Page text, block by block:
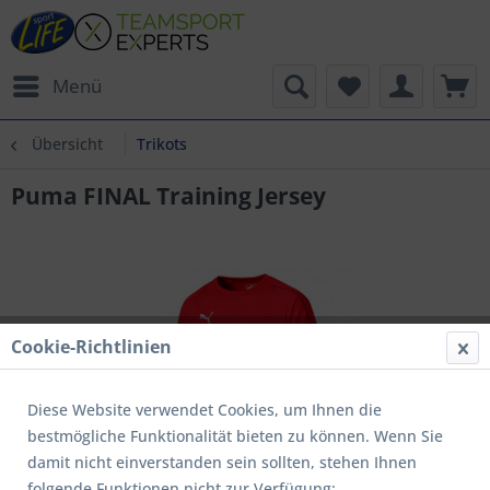
Menü
Übersicht Trikots
Puma FINAL Training Jersey
Cookie-Richtlinien
Diese Website verwendet Cookies, um Ihnen die
bestmögliche Funktionalität bieten zu können. Wenn Sie
damit nicht einverstanden sein sollten, stehen Ihnen